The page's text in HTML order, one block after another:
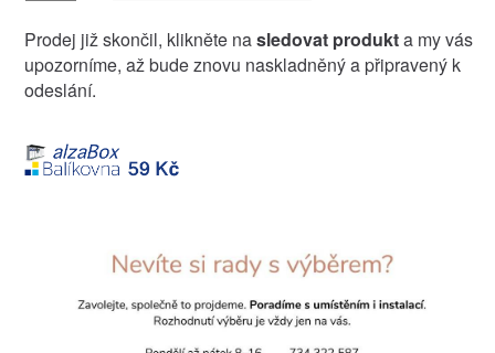
Prodej již skončil, klikněte nasledovat produkta my vás
upozorníme, až bude znovu naskladněný a připravený k
odeslání.